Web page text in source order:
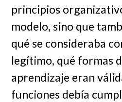
principios
modelo, sino que
qué se consideraba
legítimo, qué formas
aprendizaje eran
funciones debía